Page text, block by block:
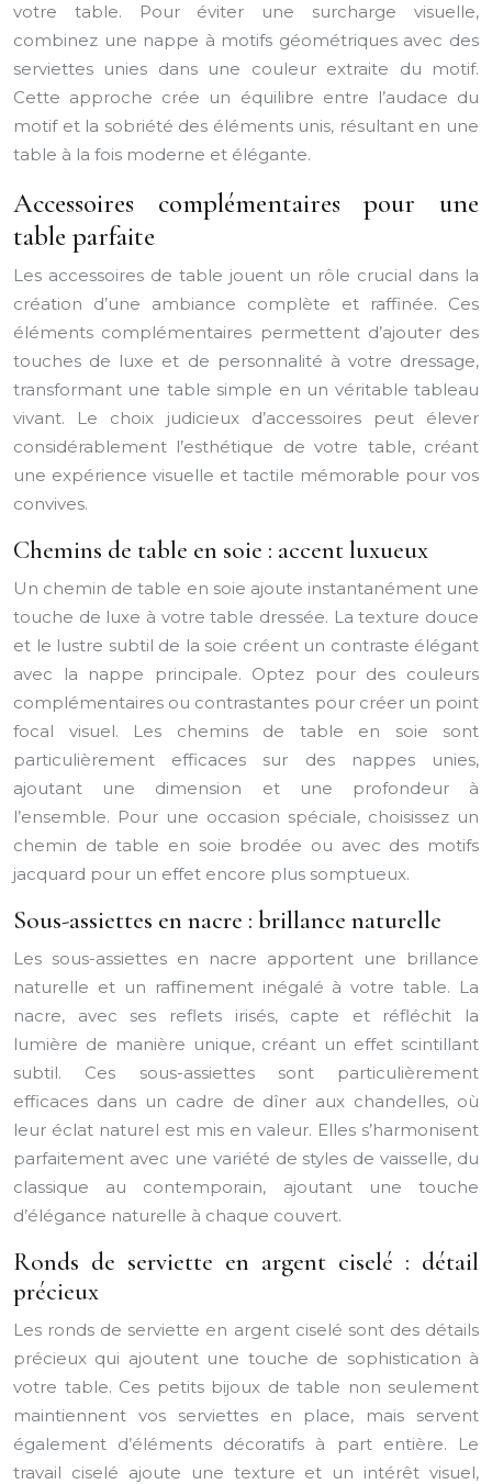
votre table. Pour éviter une surcharge visuelle,
combinez une nappe à motifs géométriques avec des
serviettes unies dans une couleur extraite du motif.
Cette approche crée un équilibre entre l’audace du
motif et la sobriété des éléments unis, résultant en une
table à la fois moderne et élégante.
Accessoires complémentaires pour une
table parfaite
Les accessoires de table jouent un rôle crucial dans la
création d’une ambiance complète et raffinée. Ces
éléments complémentaires permettent d’ajouter des
touches de luxe et de personnalité à votre dressage,
transformant une table simple en un véritable tableau
vivant. Le choix judicieux d’accessoires peut élever
considérablement l’esthétique de votre table, créant
une expérience visuelle et tactile mémorable pour vos
convives.
Chemins de table en soie : accent luxueux
Un chemin de table en soie ajoute instantanément une
touche de luxe à votre table dressée. La texture douce
et le lustre subtil de la soie créent un contraste élégant
avec la nappe principale. Optez pour des couleurs
complémentaires ou contrastantes pour créer un point
focal visuel. Les chemins de table en soie sont
particulièrement efficaces sur des nappes unies,
ajoutant une dimension et une profondeur à
l’ensemble. Pour une occasion spéciale, choisissez un
chemin de table en soie brodée ou avec des motifs
jacquard pour un effet encore plus somptueux.
Sous-assiettes en nacre : brillance naturelle
Les sous-assiettes en nacre apportent une brillance
naturelle et un raffinement inégalé à votre table. La
nacre, avec ses reflets irisés, capte et réfléchit la
lumière de manière unique, créant un effet scintillant
subtil. Ces sous-assiettes sont particulièrement
efficaces dans un cadre de dîner aux chandelles, où
leur éclat naturel est mis en valeur. Elles s’harmonisent
parfaitement avec une variété de styles de vaisselle, du
classique au contemporain, ajoutant une touche
d’élégance naturelle à chaque couvert.
Ronds de serviette en argent ciselé : détail
précieux
Les ronds de serviette en argent ciselé sont des détails
précieux qui ajoutent une touche de sophistication à
votre table. Ces petits bijoux de table non seulement
maintiennent vos serviettes en place, mais servent
également d’éléments décoratifs à part entière. Le
travail ciselé ajoute une texture et un intérêt visuel,